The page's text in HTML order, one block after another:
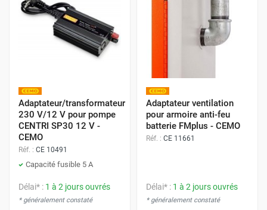
Adaptateur/transformateur
230 V/12 V pour pompe
CENTRI SP30 12 V -
CEMO
Réf. : CE 10491
Capacité fusible 5 A
Délai* : 1 à 2 jours ouvrés
* généralement constaté
Adaptateur ventilation
pour armoire anti-feu
batterie FMplus - CEMO
Réf. : CE 11661
Délai* : 1 à 2 jours ouvrés
* généralement constaté